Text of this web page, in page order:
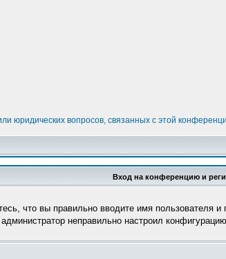
юридических вопросов, связанных с этой
Вход на конференцию и
что вы правильно вводите имя
неправильно настроил